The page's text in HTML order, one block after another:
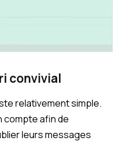
convivial
relativement simple.
compte afin de
leurs messages